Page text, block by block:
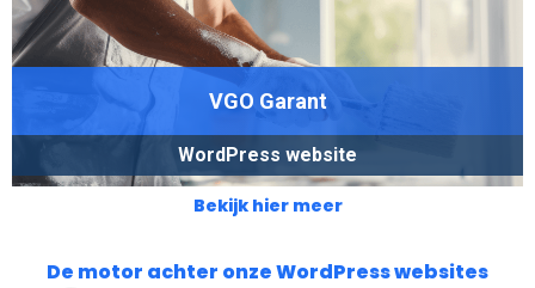
VGO Garant
WordPress website
Bekijk hier meer
De motor achter onze WordPress websites